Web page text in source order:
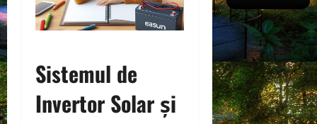
Sistemul de
Invertor Solar și